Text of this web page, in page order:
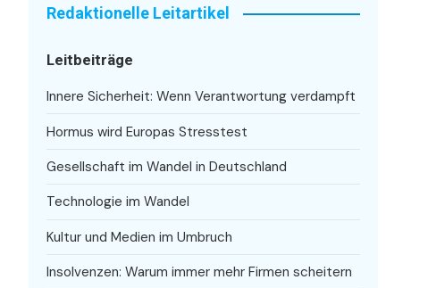
Redaktionelle Leitartikel
Leitbeiträge
Innere Sicherheit: Wenn Verantwortung verdampft
Hormus wird Europas Stresstest
Gesellschaft im Wandel in Deutschland
Technologie im Wandel
Kultur und Medien im Umbruch
Insolvenzen: Warum immer mehr Firmen scheitern